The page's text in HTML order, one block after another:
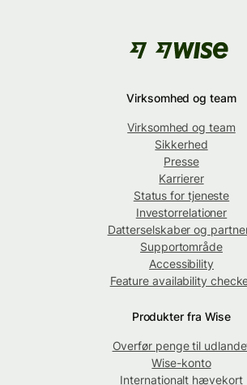
Virksomhed og team
Virksomhed og team
Sikkerhed
Presse
Karrierer
Status for tjeneste
Investorrelationer
Datterselskaber og
Supportområde
Accessibility
Feature availability
Produkter fra Wise
Overfør penge til
Wise-konto
Internationalt hævekort